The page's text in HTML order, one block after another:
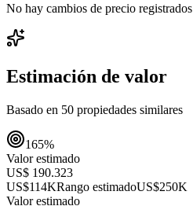
No hay cambios de precio registrados
Estimación de valor
Basado en 50 propiedades similares
165%
Valor estimado
US$ 190.323
US$114KRango estimadoUS$250K
Valor estimado